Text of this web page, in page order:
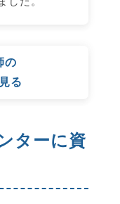
の
る
ターに資